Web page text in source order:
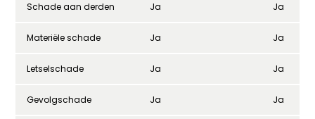
Schade aan derden Ja Ja
Materiële schade Ja Ja
Letselschade Ja Ja
Gevolgschade Ja Ja